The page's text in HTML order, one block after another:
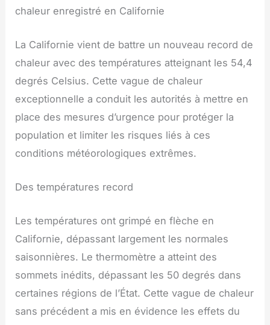
chaleur enregistré en Californie
La Californie vient de battre un nouveau record de
chaleur avec des températures atteignant les 54,4
degrés Celsius. Cette vague de chaleur
exceptionnelle a conduit les autorités à mettre en
place des mesures d’urgence pour protéger la
population et limiter les risques liés à ces
conditions météorologiques extrêmes.
Des températures record
Les températures ont grimpé en flèche en
Californie, dépassant largement les normales
saisonnières. Le thermomètre a atteint des
sommets inédits, dépassant les 50 degrés dans
certaines régions de l’État. Cette vague de chaleur
sans précédent a mis en évidence les effets du